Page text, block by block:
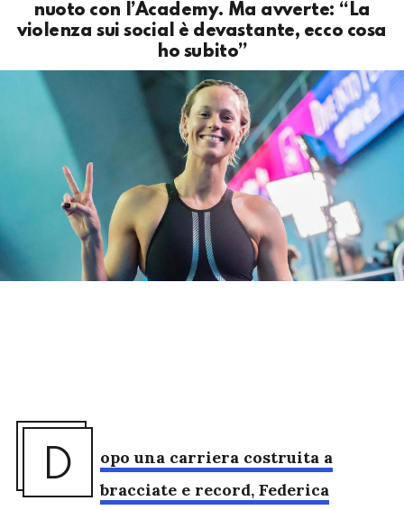
nuoto con l’Academy. Ma avverte: “La
violenza sui social è devastante, ecco cosa
ho subito”
D
opo una carriera costruita a
bracciate e record, Federica